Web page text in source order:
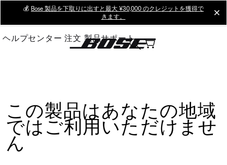
Main
💰 Bose 製品を下取りに出すと最大 ¥30,000 のクレジットを獲得で
きます。
ヘルプセンター 注文 製品サポート
この製品はあなたの地域
ではご利用いただけませ
ん